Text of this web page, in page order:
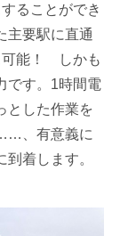
ることができ
主要駅に直通
可能！ しかも
です。1時間電
とした作業を
、有意義に
着します。